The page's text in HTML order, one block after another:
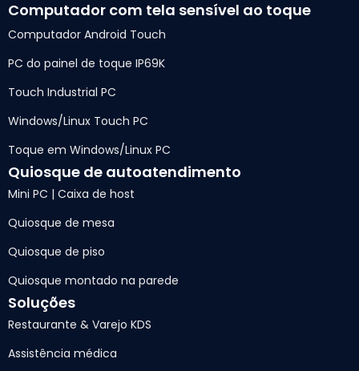
Computador com tela sensível ao toque
Computador Android Touch
PC do painel de toque IP69K
Touch Industrial PC
Windows/Linux Touch PC
Toque em Windows/Linux PC
Quiosque de autoatendimento
Mini PC | Caixa de host
Quiosque de mesa
Quiosque de piso
Quiosque montado na parede
Soluções
Restaurante & Varejo KDS
Assistência médica